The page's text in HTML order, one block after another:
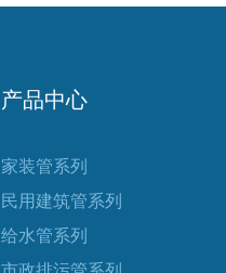
产品中心
家装管系列
民用建筑管系列
给水管系列